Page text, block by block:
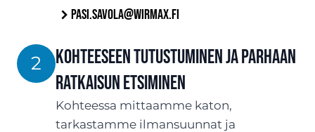
pasi.savola@wirmax.fi
2
Kohteeseen tutustuminen ja parhaan
ratkaisun etsiminen
Kohteessa mittaamme katon,
tarkastamme ilmansuunnat ja